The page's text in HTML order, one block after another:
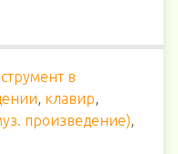
в
, клавир,
произведение),